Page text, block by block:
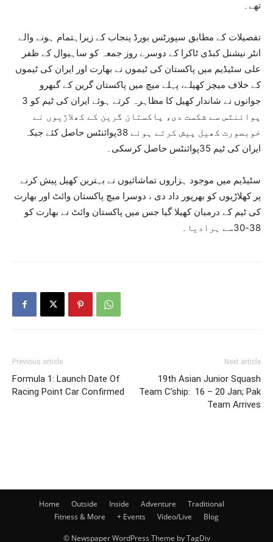
تھے۔
تفصیلات کے مطابق سپورٹس بورڈ پنجاب کے زیراہتمام ہونے والے
انٹر نیشنل کبڈی ٹاکرا کے دوسرے روز جمعہ کو ساہیوال کے ظفر
علی سٹیڈیم میں پاکستان کی ٹیموں نے بھارت اور ایران کی ٹیموں
کے خلاف میچز کھیلے، پہلے میچ میں پاکستان گرین کے گبھرو
جوانوں نے شاندار کھیل کا مظاہرہ کرتے ہوئے ایران کی ٹیم کو 3
پوائنٹس سے شکست دی، پاکستان گرین کے کھلاڑیوں نے
خوبصورت کھیل پیش کرتے ہوئے 38پوائنٹس حاصل کئے جبکہ
ایران کی ٹیم 35پوائنٹس حاصل کرسکی۔
سٹیڈیم میں موجود ہزاروں تماشائیوں نے بہترین کھیل پیش کرنے
پر کھلاڑیوں کو بھرپور داد دی ، دوسرا میچ پاکستان وائٹ اور بھارت
کی ٹیم کے درمیان کھیلا گیا جس میں پاکستان وائٹ نے بھارت کو
38-30سے ہرادیا۔
Previous article
Formula 1: Launch Date Of
Racing Point Car Confirmed
Next article
19th Asian Junior Squash
Team C’ship: 16 – 20 Jan; Pak
Team Arrives
Home Outside Inside Adventure
Traditional
Fitness & More
+ Events Video/Live Blog
© Newspaper WordPress Theme by TagDiv